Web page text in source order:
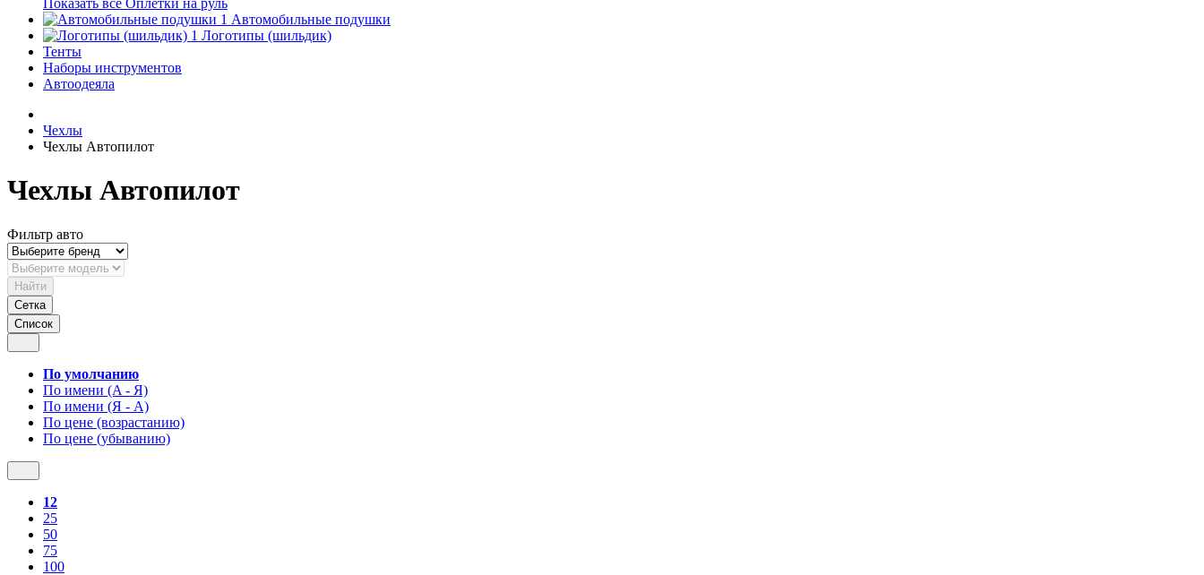
Показать все Оплетки на руль
Автомобильные подушки
Логотипы (шильдик)
Тенты
Наборы инструментов
Автоодеяла
Чехлы
Чехлы Автопилот
Чехлы Автопилот
Фильтр авто
Найти
Сетка
Список
По умолчанию
По имени (A - Я)
По имени (Я - A)
По цене (возрастанию)
По цене (убыванию)
12
25
50
75
100